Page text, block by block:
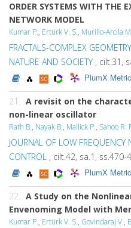
ORDER SYSTEMS WITH THE
NETWORK MODEL
Kumar P., Ertürk V. S., Murillo-Arcila
FRACTALS-COMPLEX
NATURE AND SOCIETY , cilt.31,
PlumX
21. A revisit on the
non-linear oscillator
Rath B., Nayak B., Mallick P., Sahoo R.
JOURNAL OF LOW FREQUENCY
CONTROL , cilt.42, sa.1,
PlumX
22. A Study on the
Envenoming Model with
Kumar P., Ertürk V. S., Govindaraj V.,